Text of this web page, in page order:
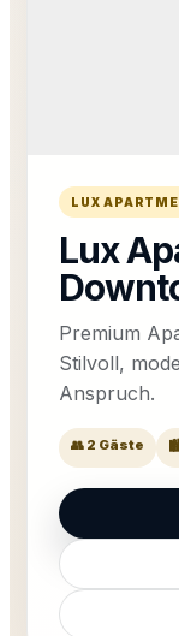
LUX
Lux
Premium
Stilvoll,
Anspruch.
👥 2 Gäste